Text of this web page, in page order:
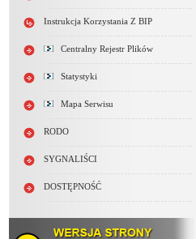
Instrukcja Korzystania Z BIP
Centralny Rejestr Plików
Statystyki
Mapa Serwisu
RODO
SYGNALIŚCI
DOSTĘPNOŚĆ